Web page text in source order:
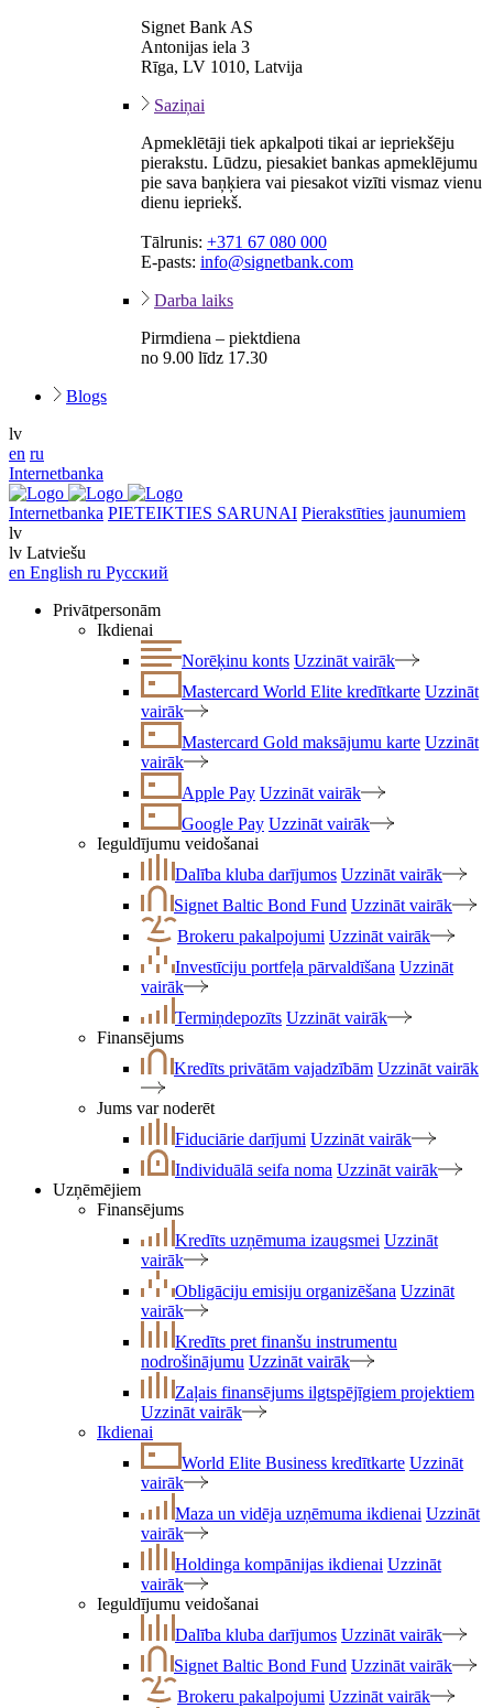
Signet Bank AS
Antonijas iela 3
Rīga, LV 1010, Latvija
Saziņai
Apmeklētāji tiek apkalpoti tikai ar iepriekšēju
pierakstu. Lūdzu, piesakiet bankas apmeklējumu
pie sava baņķiera vai piesakot vizīti vismaz vienu
dienu iepriekš.
Tālrunis: +371 67 080 000
E-pasts: info@signetbank.com
Darba laiks
Pirmdiena – piektdiena
no 9.00 līdz 17.30
Blogs
lv
en ru
Internetbanka
Internetbanka PIETEIKTIES SARUNAI Pierakstīties jaunumiem
lv
lv Latviešu
en English ru Русский
Privātpersonām
Ikdienai
Norēķinu konts Uzzināt vairāk
Mastercard World Elite kredītkarte Uzzināt
vairāk
Mastercard Gold maksājumu karte Uzzināt
vairāk
Apple Pay Uzzināt vairāk
Google Pay Uzzināt vairāk
Ieguldījumu veidošanai
Dalība kluba darījumos Uzzināt vairāk
Signet Baltic Bond Fund Uzzināt vairāk
Brokeru pakalpojumi Uzzināt vairāk
Investīciju portfeļa pārvaldīšana Uzzināt
vairāk
Termiņdepozīts Uzzināt vairāk
Finansējums
Kredīts privātām vajadzībām Uzzināt vairāk
Jums var noderēt
Fiduciārie darījumi Uzzināt vairāk
Individuālā seifa noma Uzzināt vairāk
Uzņēmējiem
Finansējums
Kredīts uzņēmuma izaugsmei Uzzināt
vairāk
Obligāciju emisiju organizēšana Uzzināt
vairāk
Kredīts pret finanšu instrumentu
nodrošinājumu Uzzināt vairāk
Zaļais finansējums ilgtspējīgiem projektiem
Uzzināt vairāk
Ikdienai
World Elite Business kredītkarte Uzzināt
vairāk
Maza un vidēja uzņēmuma ikdienai Uzzināt
vairāk
Holdinga kompānijas ikdienai Uzzināt
vairāk
Ieguldījumu veidošanai
Dalība kluba darījumos Uzzināt vairāk
Signet Baltic Bond Fund Uzzināt vairāk
Brokeru pakalpojumi Uzzināt vairāk